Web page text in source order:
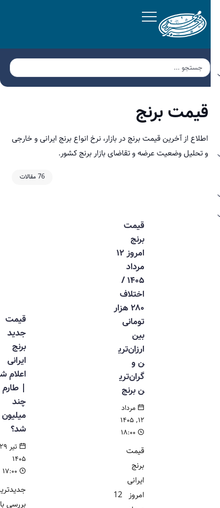
قیمت برنج
اطلاع از آخرین قیمت برنج در بازار، نرخ انواع برنج ایرانی و خارجی
و تحلیل وضعیت عرضه و تقاضای بازار برنج کشور.
قیمت
برنج
امروز ۱۲
مرداد
۱۴۰۵ /
اختلاف
۲۸۰ هزار
تومانی
بین
ارزان‌تری
ن و
گران‌تری
ن برنج
مرداد
قیمت
برنج
ایرانی
امروز 12
قیمت
جدید
برنج
ایرانی
اعلام شد
| طارم
چند
میلیون
شد؟
۱۴۰۵
جدیدترین
بررسی بازار